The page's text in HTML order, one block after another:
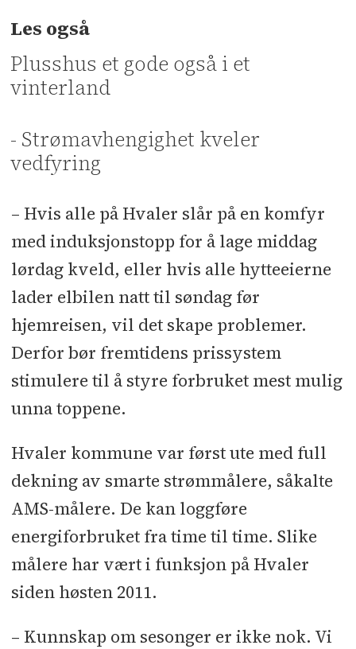
Les også
Plusshus et gode også i et
vinterland
- Strømavhengighet kveler
vedfyring
– Hvis alle på Hvaler slår på en komfyr
med induksjonstopp for å lage middag
lørdag kveld, eller hvis alle hytteeierne
lader elbilen natt til søndag før
hjemreisen, vil det skape problemer.
Derfor bør fremtidens prissystem
stimulere til å styre forbruket mest mulig
unna toppene.
Hvaler kommune var først ute med full
dekning av smarte strømmålere, såkalte
AMS-målere. De kan loggføre
energiforbruket fra time til time. Slike
målere har vært i funksjon på Hvaler
siden høsten 2011.
– Kunnskap om sesonger er ikke nok. Vi